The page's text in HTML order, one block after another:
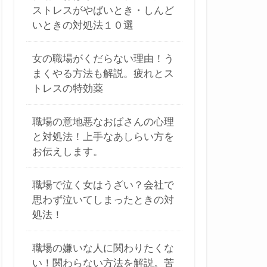
ストレスがやばいとき・しんど
いときの対処法１０選
女の職場がくだらない理由！う
まくやる方法も解説。疲れとス
トレスの特効薬
職場の意地悪なおばさんの心理
と対処法！上手なあしらい方を
お伝えします。
職場で泣く女はうざい？会社で
思わず泣いてしまったときの対
処法！
職場の嫌いな人に関わりたくな
い！関わらない方法を解説。苦